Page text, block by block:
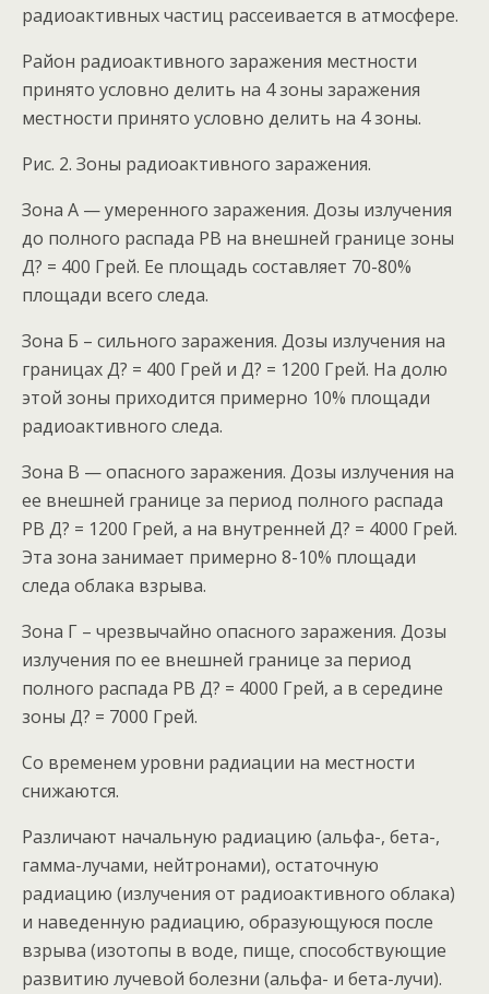
радиоактивных частиц рассеивается в атмосфере.
Район радиоактивного заражения местности
принято условно делить на 4 зоны заражения
местности принято условно делить на 4 зоны.
Рис. 2. Зоны радиоактивного заражения.
Зона А — умеренного заражения. Дозы излучения
до полного распада РВ на внешней границе зоны
Д? = 400 Грей. Ее площадь составляет 70-80%
площади всего следа.
Зона Б – сильного заражения. Дозы излучения на
границах Д? = 400 Грей и Д? = 1200 Грей. На долю
этой зоны приходится примерно 10% площади
радиоактивного следа.
Зона В — опасного заражения. Дозы излучения на
ее внешней границе за период полного распада
РВ Д? = 1200 Грей, а на внутренней Д? = 4000 Грей.
Эта зона занимает примерно 8-10% площади
следа облака взрыва.
Зона Г – чрезвычайно опасного заражения. Дозы
излучения по ее внешней границе за период
полного распада РВ Д? = 4000 Грей, а в середине
зоны Д? = 7000 Грей.
Со временем уровни радиации на местности
снижаются.
Различают начальную радиацию (альфа-, бета-,
гамма-лучами, нейтронами), остаточную
радиацию (излучения от радиоактивного облака)
и наведенную радиацию, образующуюся после
взрыва (изотопы в воде, пище, способствующие
развитию лучевой болезни (альфа- и бета-лучи).